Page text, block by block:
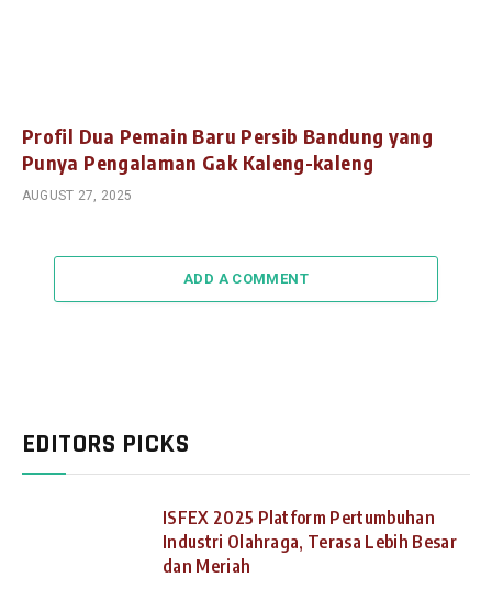
Profil Dua Pemain Baru Persib Bandung yang
Punya Pengalaman Gak Kaleng-kaleng
AUGUST 27, 2025
ADD A COMMENT
EDITORS PICKS
ISFEX 2025 Platform Pertumbuhan
Industri Olahraga, Terasa Lebih Besar
dan Meriah